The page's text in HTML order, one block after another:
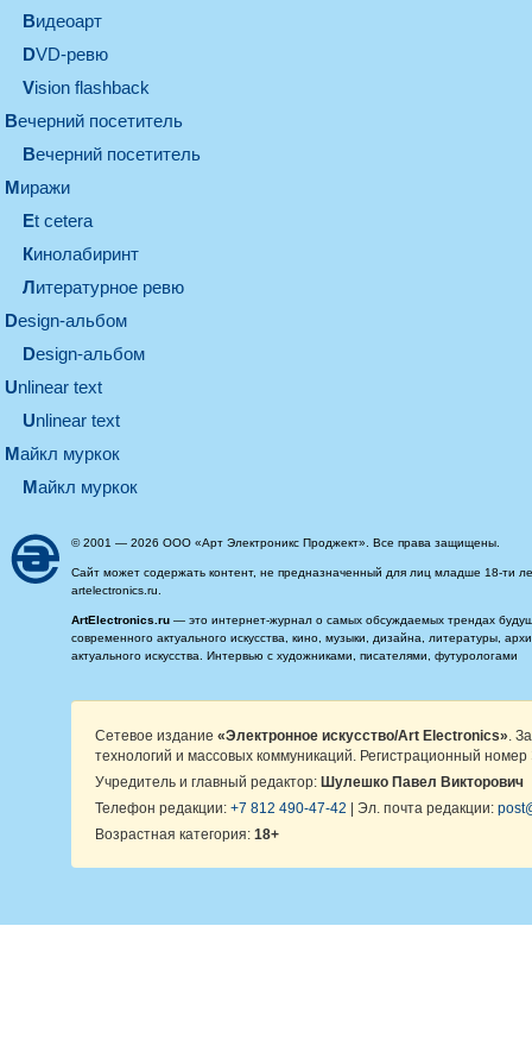
видеоарт
DVD-ревю
Vision flashback
вечерний посетитель
вечерний посетитель
миражи
et cetera
кинолабиринт
литературное ревю
design-альбом
design-альбом
unlinear text
Unlinear text
майкл муркок
майкл муркок
© 2001 — 2026 ООО «Арт Электроникс Проджект». Все права защищены.
Сайт может содержать контент, не предназначенный для лиц младше 18-ти
artelectronics.ru.
ArtElectronics.ru — это интернет-журнал о самых обсуждаемых трендах
современного актуального искусства, кино, музыки, дизайна, литературы,
актуального искусства. Интервью с художниками, писателями, футурологами
Сетевое издание «Электронное искусство/Art Electronics» .
технологий и массовых коммуникаций. Регистрационный
Учредитель и главный редактор: Шулешко Павел Викторович
Телефон редакции: +7 812 490-47-42 | Эл. почта редакции:
Возрастная категория: 18+